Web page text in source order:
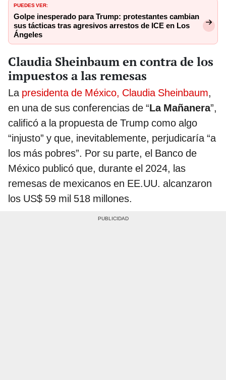
PUEDES VER:
Golpe inesperado para Trump: protestantes cambian
sus tácticas tras agresivos arrestos de ICE en Los
Ángeles
Claudia Sheinbaum en contra de los
impuestos a las remesas
La presidenta de México, Claudia Sheinbaum,
en una de sus conferencias de “La Mañanera”,
calificó a la propuesta de Trump como algo
“injusto” y que, inevitablemente, perjudicaría “a
los más pobres”. Por su parte, el Banco de
México publicó que, durante el 2024, las
remesas de mexicanos en EE.UU. alcanzaron
los US$ 59 mil 518 millones.